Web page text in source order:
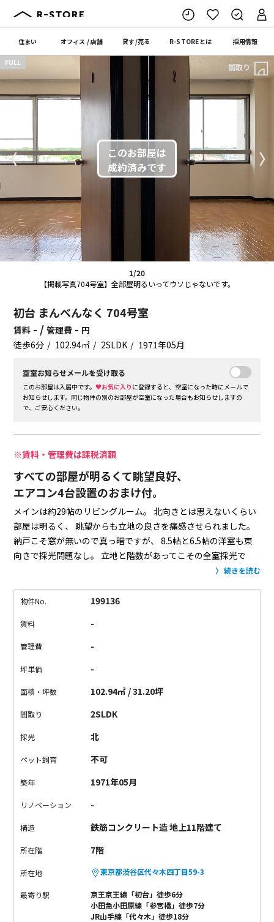
住まい オフィス /店舗 貸す/売る R-STOREとは 採用情報
1/20
【掲載写真704号室】全部屋明るいってウソじゃないです。
〈 〉
FULL 間取り
初台 まんべんなく 704号室
賃料 - /管理費 - 円
徒歩6分
102.94㎡ 2SLDK 1971年05月
空室お知らせメールを受け取る
このお部屋は入居中です。♥お気に入り に登録すると、空室になった時にメールで
お知らせします。同じ物件の別のお部屋が空室になった場合もお知らせしますの
で、ご安心ください。
※賃料・管理費は課税済額
すべての部屋が明るくて眺望良好、
エアコン4台設置のおまけ付。
メインは約29帖のリビングルーム。 北向きとは思えないくらい
部屋は明るく、 眺望からも立地の良さを痛感させられました。
納戸こそ窓が無いので真っ暗ですが、 8.5帖と6.5帖の洋室も東
向きで採光問題なし。
立地と階数があってこその全室採光で
車の騒音を心配さ
せん。事務所利用やペット飼育も相談可能。
続きを読む
物件No. 199136
賃料 -
管理費 -
坪単価 -
面積・坪数 102.94㎡ / 31.20坪
間取り 2SLDK
採光 北
ペット飼育 不可
築年 1971年05月
リノベーション -
構造 鉄筋コンクリート造 地上11階建て
所在階 7階
所在地 東京都渋谷区代々木四丁目59-3
最寄り駅
京王京王線「初台」徒歩6分
小田急小田原線「参宮橋」徒歩7分
JR山手線「代々木」徒歩18分